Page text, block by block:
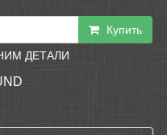
Купить
ДЕТАЛИ